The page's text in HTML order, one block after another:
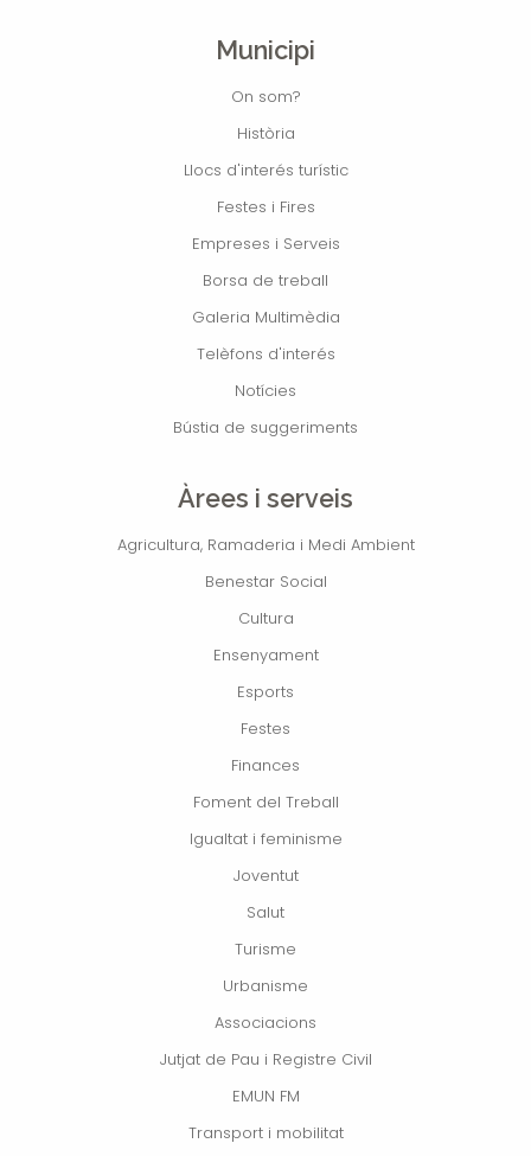
Municipi
On som?
Història
Llocs d'interés turístic
Festes i Fires
Empreses i Serveis
Borsa de treball
Galeria Multimèdia
Telèfons d'interés
Notícies
Bústia de suggeriments
Àrees i serveis
Agricultura, Ramaderia i Medi Ambient
Benestar Social
Cultura
Ensenyament
Esports
Festes
Finances
Foment del Treball
Igualtat i feminisme
Joventut
Salut
Turisme
Urbanisme
Associacions
Jutjat de Pau i Registre Civil
EMUN FM
Transport i mobilitat